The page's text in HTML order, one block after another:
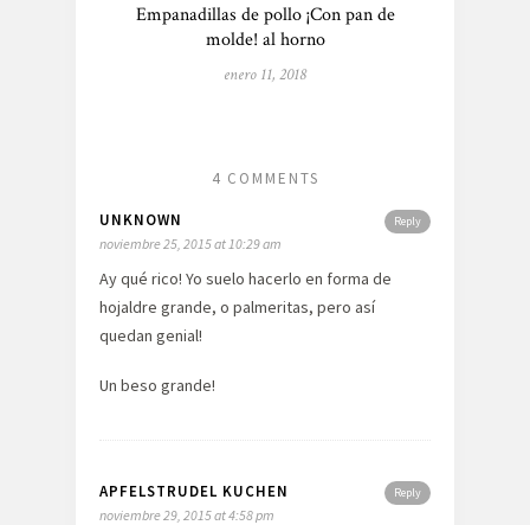
Empanadillas de pollo ¡Con pan de
molde! al horno
enero 11, 2018
4 COMMENTS
Reply
UNKNOWN
noviembre 25, 2015 at 10:29 am
Ay qué rico! Yo suelo hacerlo en forma de
hojaldre grande, o palmeritas, pero así
quedan genial!
Un beso grande!
Reply
APFELSTRUDEL KUCHEN
noviembre 29, 2015 at 4:58 pm